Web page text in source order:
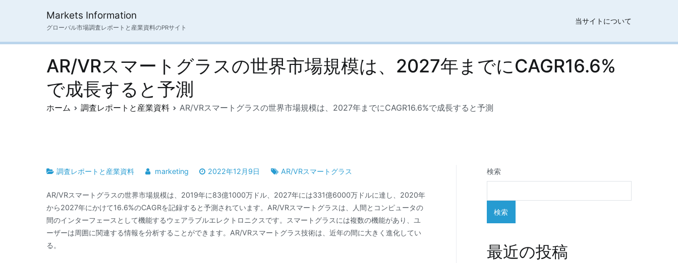
ス
Markets Information
グローバル市場調査レポートと産業資料のPRサイト
当サイトについて
AR/VRスマートグラスの世界市場規模は、2027年までにCAGR16.6%
で成長すると予測
ホーム 調査レポートと産業資料 AR/VRスマートグラスの世界市場規模は、2027年までにCAGR16.6%で成長すると予測
調査レポートと産業資料 marketing 2022年12月9日 AR/VRスマートグラス
AR/VRスマートグラスの世界市場規模は、2019年に83億1000万ドル、2027年には331億6000万ドルに達し、2020年
から2027年にかけて16.6%のCAGRを記録すると予測されています。AR/VRスマートグラスは、人間とコンピュータの
間のインターフェースとして機能するウェアラブルエレクトロニクスです。スマートグラスには複数の機能があり、ユ
ーザーは周囲に関連する情報を分析することができます。AR/VRスマートグラス技術は、近年の間に大きく進化してい
る。
検索
検索
最近の投稿